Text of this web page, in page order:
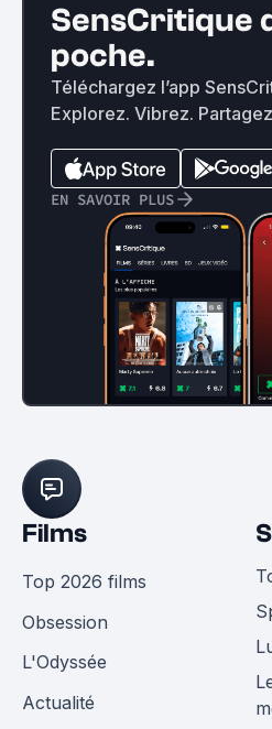
SensCritique
poche.
Téléchargez l’app
Explorez. Vibrez.
EN SAVOIR PLUS
Films
Top 2026 films
Obsession
L'Odyssée
Actualité